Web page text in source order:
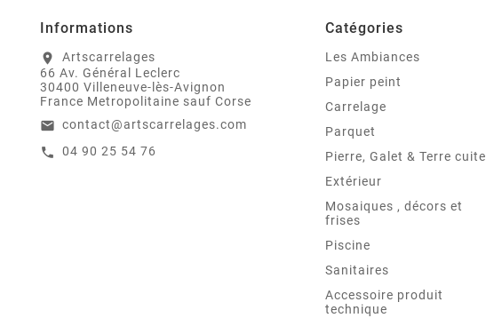
Informations
location_on
Artscarrelages
66 Av. Général Leclerc
30400 Villeneuve-lès-Avignon
France Metropolitaine sauf Corse
email contact@artscarrelages.com
call 04 90 25 54 76
Catégories
Les Ambiances
Papier peint
Carrelage
Parquet
Pierre, Galet & Terre cuite
Extérieur
Mosaiques , décors et
frises
Piscine
Sanitaires
Accessoire produit
technique